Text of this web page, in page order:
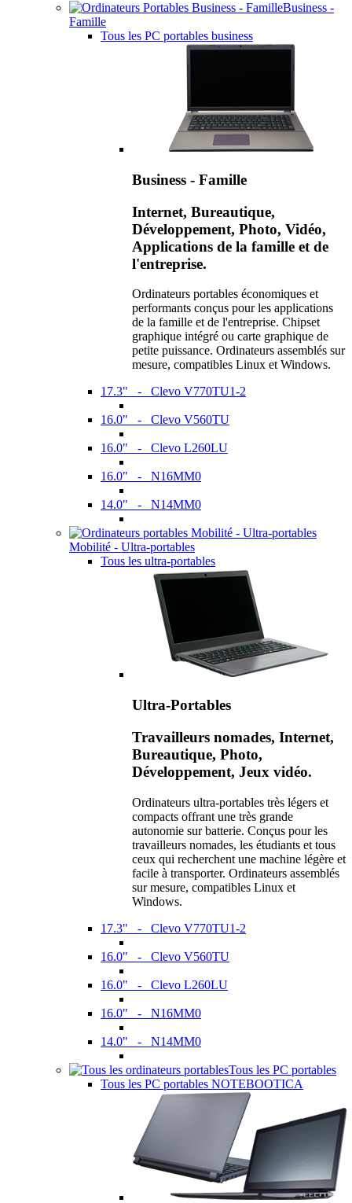
Business -
Famille
Tous les PC portables business
Business - Famille
Internet, Bureautique,
Développement, Photo, Vidéo,
Applications de la famille et de
l'entreprise.
Ordinateurs portables économiques et
performants conçus pour les applications
de la famille et de l'entreprise. Chipset
graphique intégré ou carte graphique de
petite puissance. Ordinateurs assemblés sur
mesure, compatibles Linux et Windows.
17.3" - Clevo V770TU1-2
16.0" - Clevo V560TU
16.0" - Clevo L260LU
16.0" - N16MM0
14.0" - N14MM0
Mobilité - Ultra-portables
Tous les ultra-portables
Ultra-Portables
Travailleurs nomades, Internet,
Bureautique, Photo,
Développement, Jeux vidéo.
Ordinateurs ultra-portables très légers et
compacts offrant une très grande
autonomie sur batterie. Conçus pour les
travailleurs nomades, les étudiants et tous
ceux qui recherchent une machine légère et
facile à transporter. Ordinateurs assemblés
sur mesure, compatibles Linux et
Windows.
17.3" - Clevo V770TU1-2
16.0" - Clevo V560TU
16.0" - Clevo L260LU
16.0" - N16MM0
14.0" - N14MM0
Tous les PC portables
Tous les PC portables NOTEBOOTICA